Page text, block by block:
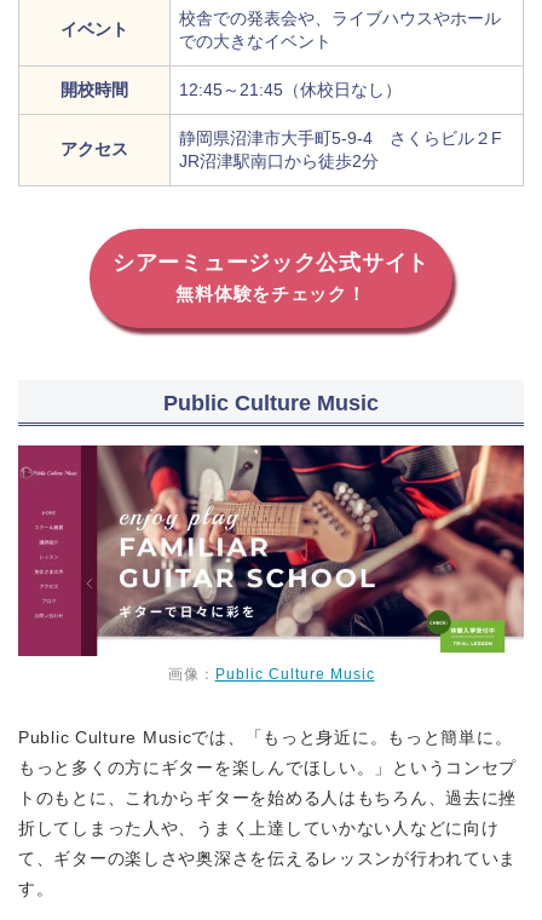
イベント
校舎での発表会や、ライブハウスやホール
での大きなイベント
開校時間 12:45～21:45（休校日なし）
アクセス
静岡県沼津市大手町5-9-4 さくらビル２F
JR沼津駅南口から徒歩2分
シアーミュージック公式サイト
無料体験をチェック！
Public Culture Music
画像： Public Culture Music
Public Culture Musicでは、「もっと身近に。もっと簡単に。
もっと多くの方にギターを楽しんでほしい。」というコンセプ
トのもとに、これからギターを始める人はもちろん、過去に挫
折してしまった人や、うまく上達していかない人などに向け
て、ギターの楽しさや奥深さを伝えるレッスンが行われていま
す。